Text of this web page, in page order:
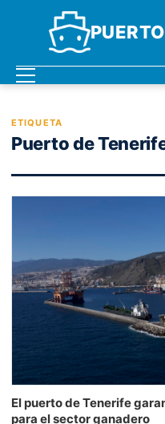
ETIQUETA
Puerto de
El puerto de Tenerife
para el sector ganadero